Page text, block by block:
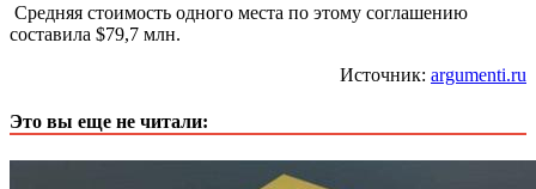
Средняя стоимость одного места по этому соглашению
составила $79,7 млн.
Источник: argumenti.ru
Это вы еще не читали: